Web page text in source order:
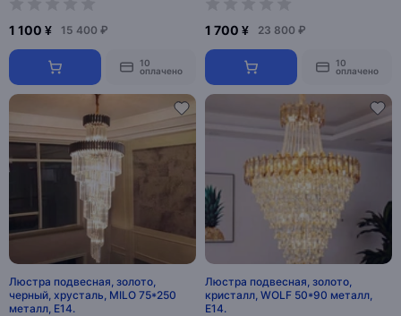
1 100 ¥ 15 400 ₽
10
оплачено
1 700 ¥ 23 800 ₽
10
оплачено
Люстра подвесная, золото,
черный, хрусталь, MILO 75*250
металл, E14.
Люстра подвесная, золото,
кристалл, WOLF 50*90 металл,
E14.